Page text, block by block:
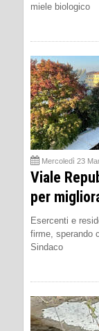
miele biologico
Mercoledì 23
Viale
per
Esercenti e
firme, sperando
Sindaco